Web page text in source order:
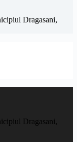
Dragasani,
Dragasani,